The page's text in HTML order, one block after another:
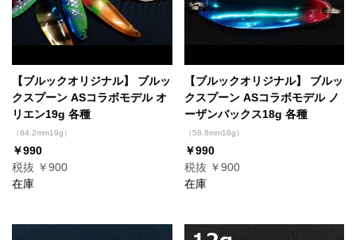
【ブルックオリジナル】 ブルッ
クスプーン ASコラボモデル オ
リエン19g 各種
（64.2mm19g）
￥990
税抜 ￥900
在庫
【ブルックオリジナル】 ブルッ
クスプーン ASコラボモデル ノ
ーザンバックス18g 各種
（58.8mm18g）
￥990
税抜 ￥900
在庫